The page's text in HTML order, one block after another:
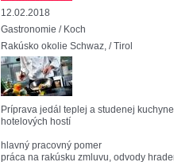
12.02.2018
Gastronomie / Koch
Rakúsko okolie Schwaz, / Tirol
Príprava jedál teplej a studenej
hotelových hostí
hlavný pracovný pomer
práca na rakúsku zmluvu, odvody